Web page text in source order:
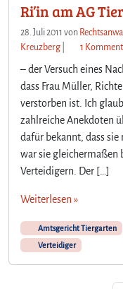
Ri’in am AG
28. Juli 2011 von
Kreuzberg
1
– der Versuch eines
dass Frau Müller,
verstorben ist. Ich
zahlreiche Anekdoten
dafür bekannt, dass
war sie gleichermaßen
Verteidigern. Der […]
Weiterlesen »
Amtsgericht Tiergarten
Verteidiger